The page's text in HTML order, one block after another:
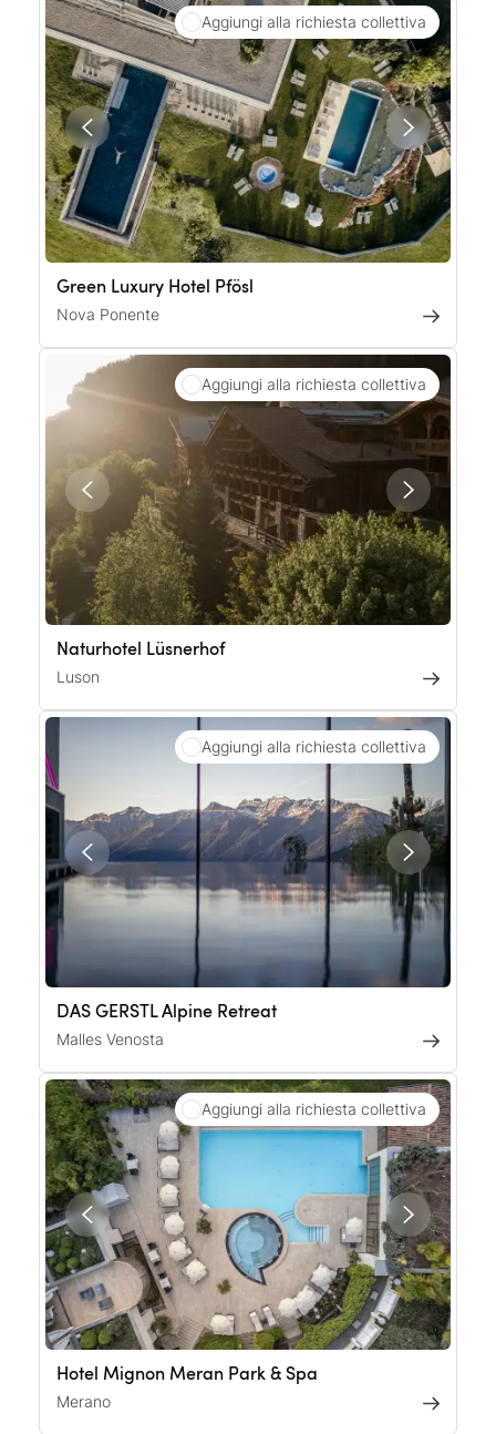
Aggiungi alla richiesta collettiva
Green Luxury Hotel Pfösl
Nova Ponente
Aggiungi alla richiesta collettiva
Naturhotel Lüsnerhof
Luson
Aggiungi alla richiesta collettiva
DAS GERSTL Alpine Retreat
Malles Venosta
Aggiungi alla richiesta collettiva
Hotel Mignon Meran Park & Spa
Merano